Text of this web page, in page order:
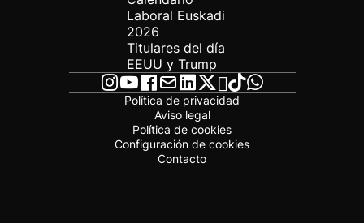
Laboral Euskadi
2026
Titulares del día
EEUU y Trump
Política de privacidad
Aviso legal
Política de cookies
Configuración de cookies
Contacto